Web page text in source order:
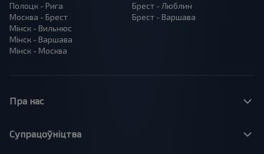
Полоцк - Рига
Москва - Брест
Мінск - Вильнюс
Мінск - Варшава
Мінск - Москва
Брест - Люблин
Брест - Варшава
Пра нас
Супрацоўніцтва